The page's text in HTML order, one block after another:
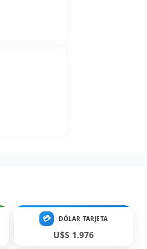
💳 DÓLAR TARJETA
U$S 1.976